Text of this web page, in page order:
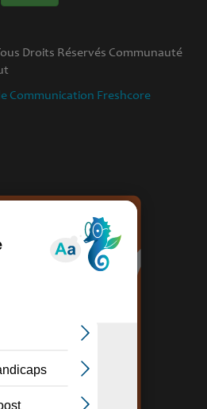
Droits Réservés Communauté
Communication Freshcore